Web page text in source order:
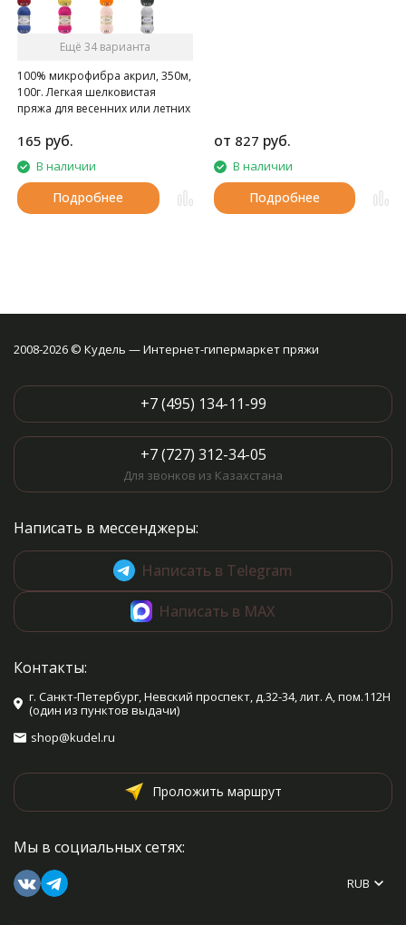
Ещё 34 варианта
100% микрофибра акрил, 350м,
100г. Легкая шелковистая
пряжа для весенних или летних
165 руб.
В наличии
Подробнее
от 827 руб.
В наличии
Подробнее
2008-2026 © Кудель — Интернет-гипермаркет пряжи
+7 (495) 134-11-99
+7 (727) 312-34-05
Для звонков из Казахстана
Написать в мессенджеры:
Написать в Telegram
Написать в MAX
Контакты:
г. Санкт-Петербург, Невский проспект, д.32-34, лит. А, пом.112Н
(один из пунктов выдачи)
shop@kudel.ru
Проложить маршрут
Мы в социальных сетях:
RUB